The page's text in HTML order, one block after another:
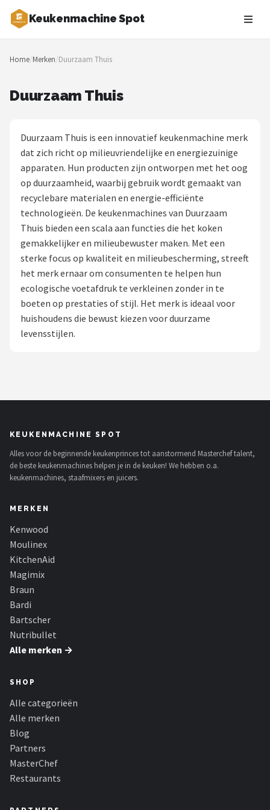
Keukenmachine Spot
Zoeken
NAVIGATIE
Blog
MasterChef
Restaurants
Keukenmachines
Staafmixers
Juicers
Shop
Magimix
Bardi
Bartscher
Nutribullet
KitchenBrothers
Philips
Home/Merken/Duurzaam Thuis
Duurzaam Thuis
Duurzaam Thuis is een innovatief keukenmachine merk
dat zich richt op milieuvriendelijke en energiezuinige
apparaten. Hun producten zijn ontworpen met het oog
op duurzaamheid, waarbij gebruik wordt gemaakt van
recyclebare materialen en energie-efficiënte
technologieën. De keukenmachines van Duurzaam
Thuis bieden een scala aan functies die het koken
gemakkelijker en milieubewuster maken. Met een
sterke focus op kwaliteit en milieubescherming, streeft
het merk ernaar om consumenten te helpen hun
ecologische voetafdruk te verkleinen zonder in te
boeten op prestaties of stijl. Het merk is ideaal voor
huishoudens die bewust kiezen voor duurzame
levensstijlen.
KEUKENMACHINE SPOT
Alles voor de beginnende keukenprinces tot aanstormend Masterchef talent,
de beste keukenmachines helpen je in de keuken! We hebben o.a.
keukenmachines, staafmixers en juicers.
MERKEN
Kenwood
Moulinex
KitchenAid
Magimix
Braun
Bardi
Bartscher
Nutribullet
Alle merken →
SHOP
Alle categorieën
Alle merken
Blog
Partners
MasterChef
Restaurants